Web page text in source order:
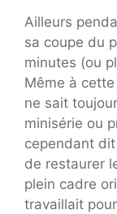
Ailleurs
sa coupe du
minutes (ou
Même à
ne sait
minisérie ou
cependant
de restaurer
plein cadre
travaillait